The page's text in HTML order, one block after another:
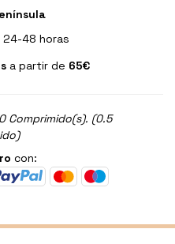
24-48 horas
a partir de 65€
Comprimido(s). (0.5
con: